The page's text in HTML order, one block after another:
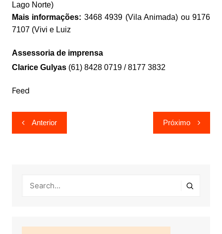
Lago Norte)
Mais informações: 3468 4939 (Vila Animada) ou 9176
7107 (Vivi e Luiz
Assessoria de imprensa
Clarice Gulyas(61) 8428 0719 / 8177 3832
Feed
Navegação
de
Anterior Próximo